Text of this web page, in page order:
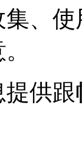
、
提供